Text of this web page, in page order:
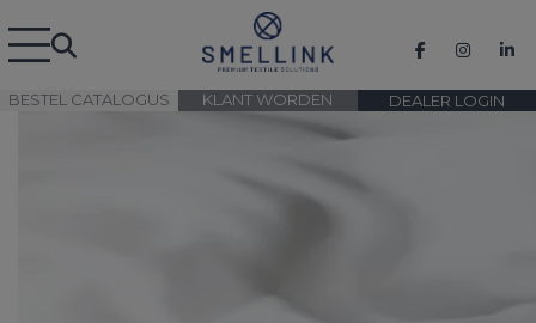
BESTEL CATALOGUS DEALER LOGIN
KLANT WORDEN